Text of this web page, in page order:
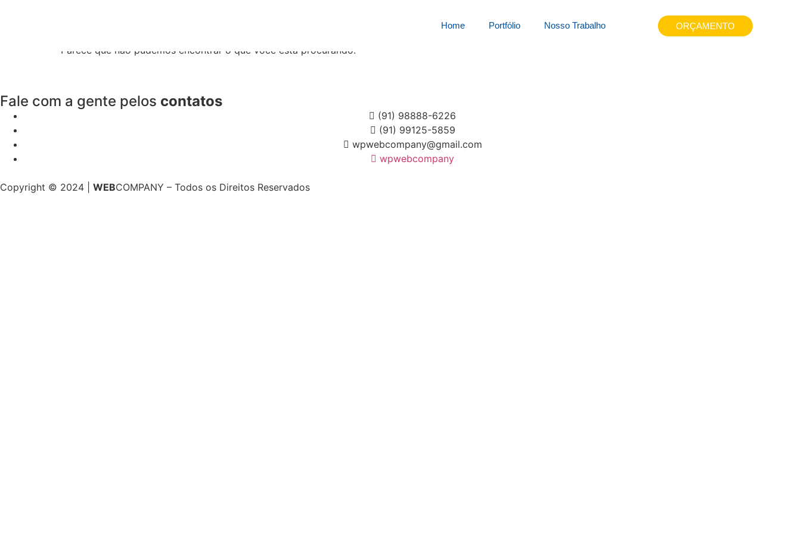
Home Portfólio Nosso Trabalho ORÇAMENTO
657851dj3b1lz
Parece que não pudemos encontrar o que você está procurando.
Fale com a gente pelos contatos
(91) 98888-6226
(91) 99125-5859
wpwebcompany@gmail.com
wpwebcompany
Copyright © 2024 | WEBCOMPANY – Todos os Direitos Reservados